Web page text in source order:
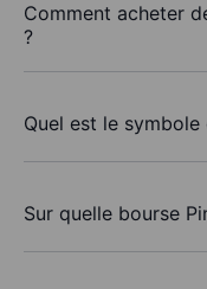
Comment acheter
?
Quel est le
Sur quelle bourse